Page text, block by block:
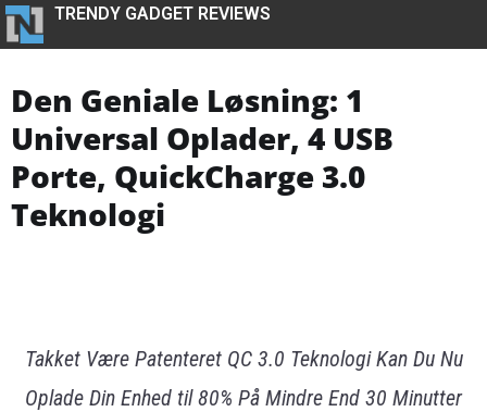
TRENDY GADGET REVIEWS
Den Geniale Løsning: 1
Universal Oplader, 4 USB
Porte, QuickCharge 3.0
Teknologi
Takket Være Patenteret QC 3.0 Teknologi Kan Du Nu
Oplade Din Enhed til 80% På Mindre End 30 Minutter